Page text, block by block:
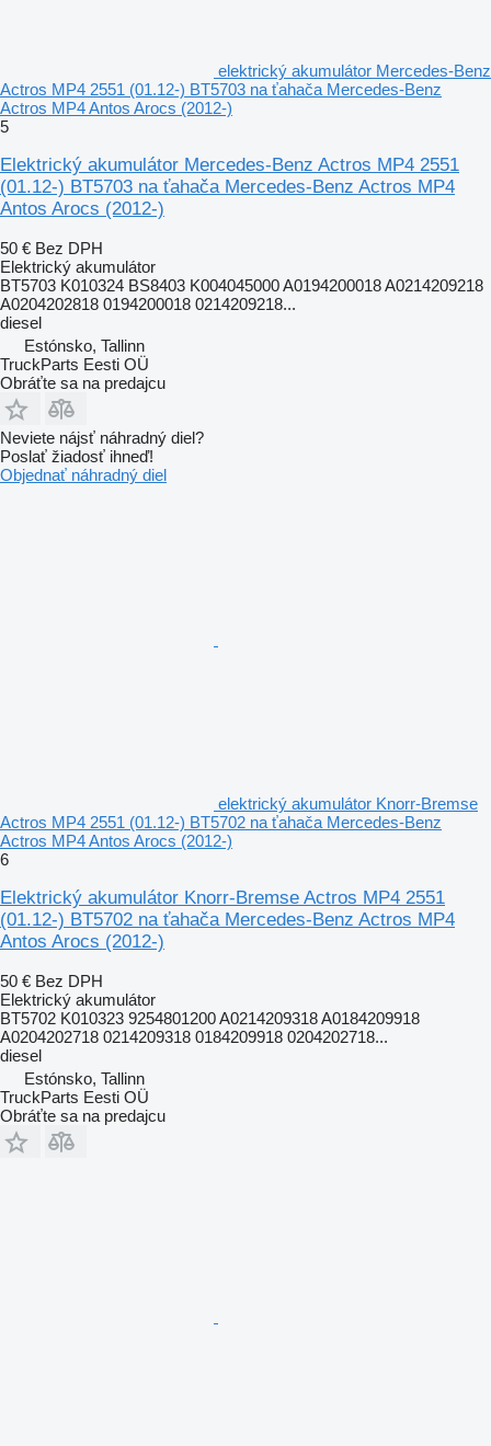
elektrický akumulátor Mercedes-Benz
Actros MP4 2551 (01.12-) BT5703 na ťahača Mercedes-Benz
Actros MP4 Antos Arocs (2012-)
5
Elektrický akumulátor Mercedes-Benz Actros MP4 2551
(01.12-) BT5703 na ťahača Mercedes-Benz Actros MP4
Antos Arocs (2012-)
50 € Bez DPH
Elektrický akumulátor
BT5703 K010324 BS8403 K004045000 A0194200018 A0214209218
A0204202818 0194200018 0214209218...
diesel
Estónsko, Tallinn
TruckParts Eesti OÜ
Obráťte sa na predajcu
Neviete nájsť náhradný diel?
Poslať žiadosť ihneď!
Objednať náhradný diel
elektrický akumulátor Knorr-Bremse
Actros MP4 2551 (01.12-) BT5702 na ťahača Mercedes-Benz
Actros MP4 Antos Arocs (2012-)
6
Elektrický akumulátor Knorr-Bremse Actros MP4 2551
(01.12-) BT5702 na ťahača Mercedes-Benz Actros MP4
Antos Arocs (2012-)
50 € Bez DPH
Elektrický akumulátor
BT5702 K010323 9254801200 A0214209318 A0184209918
A0204202718 0214209318 0184209918 0204202718...
diesel
Estónsko, Tallinn
TruckParts Eesti OÜ
Obráťte sa na predajcu